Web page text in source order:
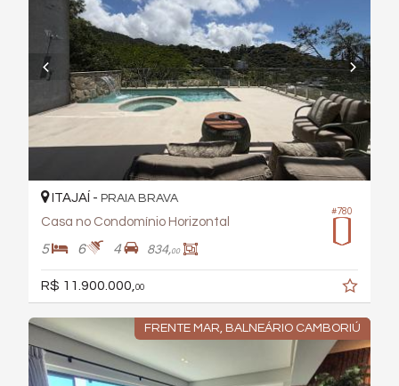
#780
ITAJAÍ - PRAIA BRAVA
Casa no Condomínio Horizontal
5 6 4 834,00
R$ 11.900.000, 00
FRENTE MAR, BALNEÁRIO CAMBORIÚ